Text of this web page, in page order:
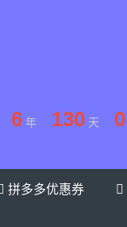
6 年 130 天 0
拼多多优惠券